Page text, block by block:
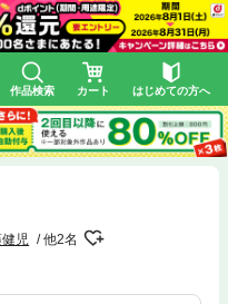
作品検索 カート はじめての方へ
児 他2名